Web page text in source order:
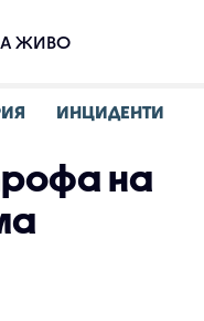
ЖИВО
ИНЦИДЕНТИ
на